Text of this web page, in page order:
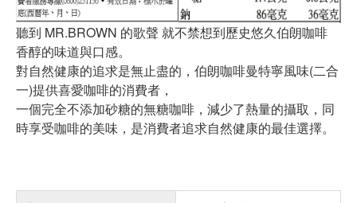
聽到 MR.BROWN 的歌聲 就不禁想到歷史悠久伯朗咖啡
香醇的味道與口感。
對自然健康的追求是無止盡的，伯朗咖啡曼特寧風味(二合
一)提供喜愛咖啡的消費者，
一個完全不添加砂糖的無糖咖啡，減少了熱量的攝取，同
時享受咖啡的美味，是消費者追求自然健康的最佳選擇。